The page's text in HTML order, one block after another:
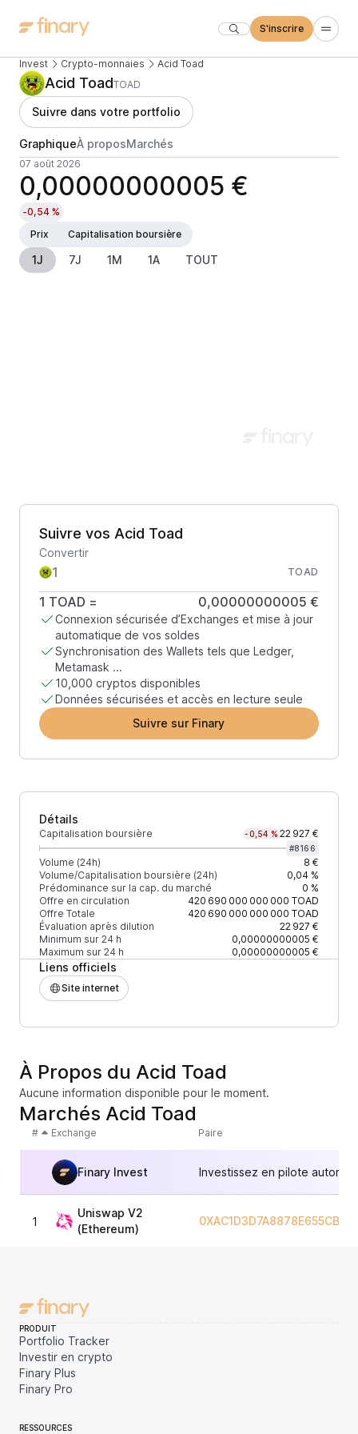
S'inscrire
Invest Crypto-monnaies Acid Toad
Acid ToadTOAD
Suivre dans votre portfolio
GraphiqueÀ proposMarchés
07 août 2026
0,00000000005 €
-0,54 %
Prix
Capitalisation boursière
1J 7J 1M 1A TOUT
Suivre vos Acid Toad
Convertir
TOAD
1 TOAD = 0,00000000005 €
Connexion sécurisée d’Exchanges et mise à jour
automatique de vos soldes
Synchronisation des Wallets tels que Ledger,
Metamask ...
10,000 cryptos disponibles
Données sécurisées et accès en lecture seule
Suivre sur Finary
Détails
Capitalisation boursière -0,54 % 22 927 €
#8166
Volume (24h)
8 €
Volume/Capitalisation boursière (24h)
0,04 %
Prédominance sur la cap. du marché
0 %
Offre en circulation
420 690 000 000 000 TOAD
Offre Totale
420 690 000 000 000 TOAD
Évaluation après dilution
22 927 €
Minimum sur 24 h
0,00000000005 €
Maximum sur 24 h
0,00000000005 €
Liens officiels
Site internet
À Propos du Acid Toad
Aucune information disponible pour le moment.
Marchés Acid Toad
# Exchange Paire
Finary Invest Investissez en pilote
1
Uniswap V2
(Ethereum)
PRODUIT
Portfolio Tracker
Investir en crypto
Finary Plus
Finary Pro
RESSOURCES